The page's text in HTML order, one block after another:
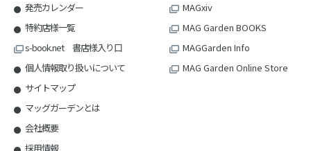
発売カレンダー
特約店様一覧
s-book.net 書店様入り口
個人情報取り扱いについて
サイトマップ
マッグガーデンとは
会社概要
採用情報
MAGxiv
MAG Garden BOOKS
MAGGarden Info
MAG Garden Online Store